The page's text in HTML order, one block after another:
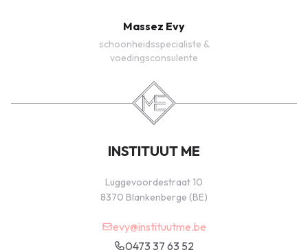
Massez Evy
schoonheidsspecialiste &
voedingsconsulente
INSTITUUT ME
Luggevoordestraat 10
8370 Blankenberge (BE)
evy@instituutme.be
0473 37 63 52